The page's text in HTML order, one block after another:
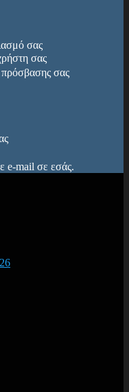
σας
σας
σας
e-mail σε εσάς.